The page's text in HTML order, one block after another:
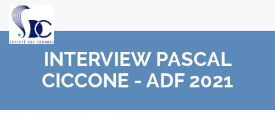
INTERVIEW PASCAL
CICCONE - ADF 2021